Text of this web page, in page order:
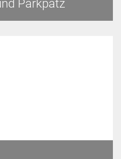
Parkpatz